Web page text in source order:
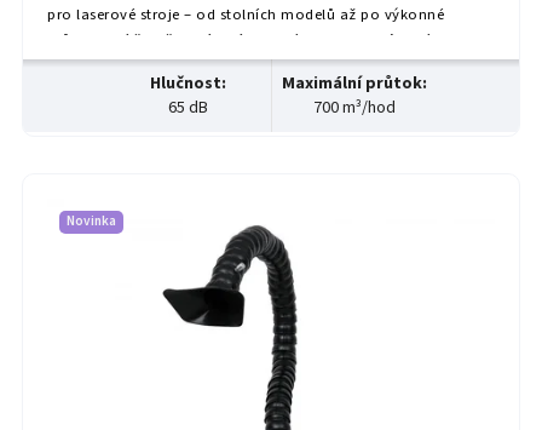
pro laserové stroje – od stolních modelů až po výkonné
průmyslové řezačky. Díky vícevrstvé filtraci, cyklónové separaci
a inteligentnímu řízení automaticky odstraní výpary, prach i
škodlivé látky a udrží vaše pracovní prostředí svěží, zdravé a
bezpečné. Jaké jsou...
Hlučnost:
65 dB
Maximální průtok:
700 m³/hod
Novinka